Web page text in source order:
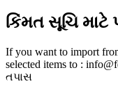
કિંમત સૂચિ
If you want to import
selected items to :
તપાસ